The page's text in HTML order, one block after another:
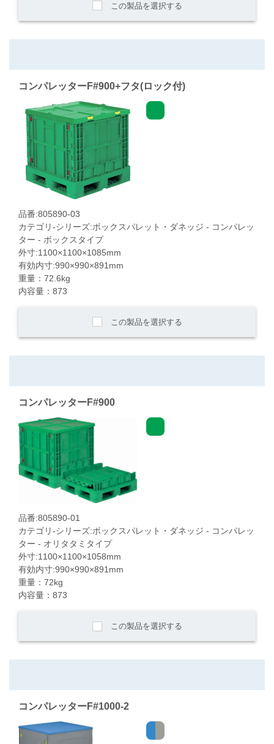
この製品を選択する
コンパレッターF#900+フタ(ロック付)
品番:805890-03
カテゴリ-シリーズ:ボックスパレット・ダネッジ - コンパレッ
ター - ボックスタイプ
外寸:1100×1100×1085mm
有効内寸:990×990×891mm
重量：72.6kg
内容量：873
この製品を選択する
コンパレッターF#900
品番:805890-01
カテゴリ-シリーズ:ボックスパレット・ダネッジ - コンパレッ
ター - オリタタミタイプ
外寸:1100×1100×1058mm
有効内寸:990×990×891mm
重量：72kg
内容量：873
この製品を選択する
コンパレッターF#1000-2